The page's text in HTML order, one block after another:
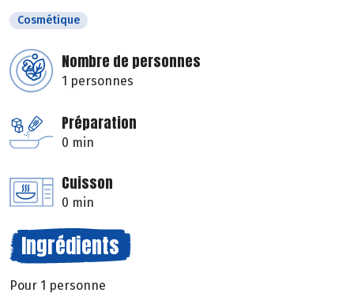
Cosmétique
Nombre de personnes
1 personnes
Préparation
0 min
Cuisson
0 min
Ingrédients
Pour 1 personne